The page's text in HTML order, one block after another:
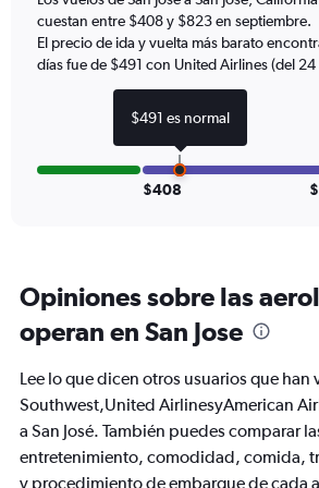
Y
axis
displaying
1200.
cuestan entre $408 y $823 en septiembre.
El precio de ida y vuelta más barato
días fue de $491 con United Airlines (del 24
$408
Opiniones sobre las
operan en San Jose
Lee lo que dicen otros usuarios que han
Southwest,United AirlinesyAmerican
a San José. También puedes comparar
entretenimiento, comodidad, comida,
y procedimiento de embarque de cada
$491 es normal